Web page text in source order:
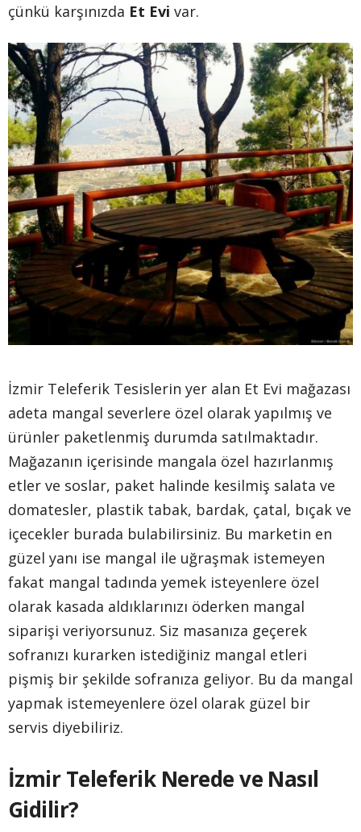
çünkü karşınızda Et Evi var.
İzmir Teleferik Tesislerin yer alan Et Evi mağazası
adeta mangal severlere özel olarak yapılmış ve
ürünler paketlenmiş durumda satılmaktadır.
Mağazanın içerisinde mangala özel hazırlanmış
etler ve soslar, paket halinde kesilmiş salata ve
domatesler, plastik tabak, bardak, çatal, bıçak ve
içecekler burada bulabilirsiniz. Bu marketin en
güzel yanı ise mangal ile uğraşmak istemeyen
fakat mangal tadında yemek isteyenlere özel
olarak kasada aldıklarınızı öderken mangal
siparişi veriyorsunuz. Siz masanıza geçerek
sofranızı kurarken istediğiniz mangal etleri
pişmiş bir şekilde sofranıza geliyor. Bu da mangal
yapmak istemeyenlere özel olarak güzel bir
servis diyebiliriz.
İzmir Teleferik Nerede ve Nasıl
Gidilir?